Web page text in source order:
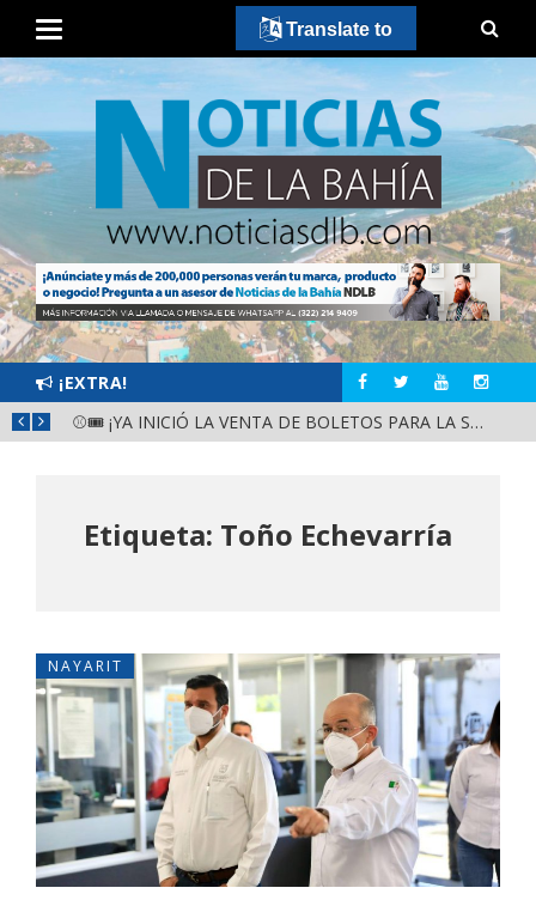
¡EXTRA!
⚾🎟️ ¡YA INICIÓ LA VENTA DE BOLETOS PARA LA SERIE DEL CARIBE KIDS NAYARIT 2026!
Etiqueta: Toño Echevarría
NAYARIT
Translate to